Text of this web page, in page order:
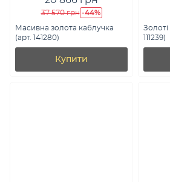
37 570 грн -44%
Масивна золота каблучка
(арт. 141280)
Купити
Золоті
111239)